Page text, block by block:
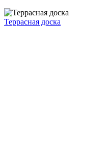
Террасная доска